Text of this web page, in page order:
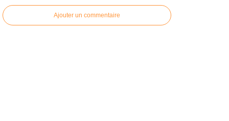
Ajouter un commentaire